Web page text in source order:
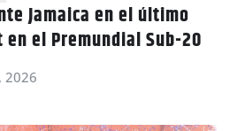
Jamaica en el último
el Premundial Sub-20
2026